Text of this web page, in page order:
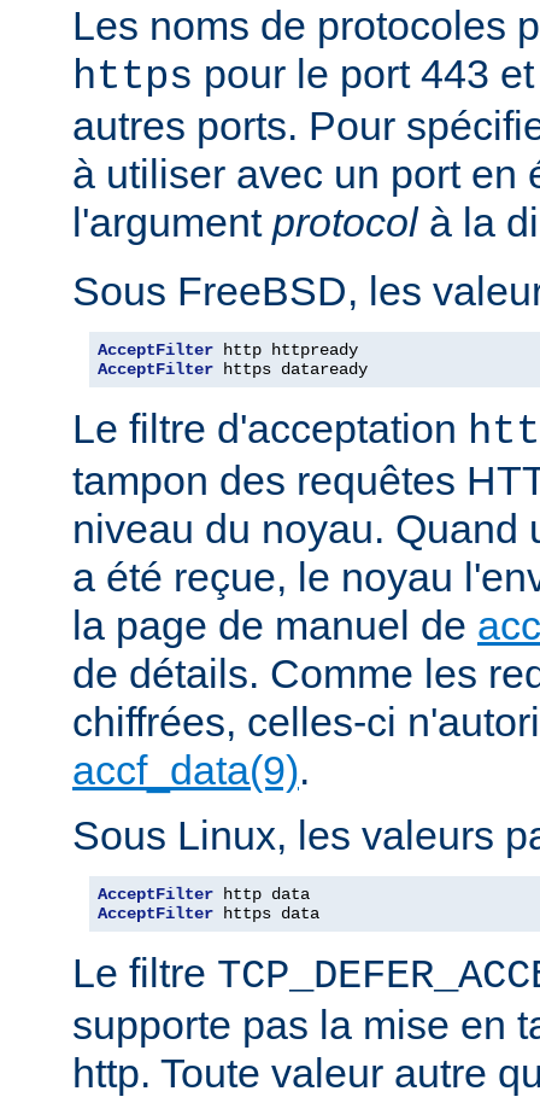
Les noms de protocoles
https pour le port 443
autres ports. Pour
à utiliser avec un port en
l'argument protocolà la
Sous FreeBSD, les
AcceptFilter
AcceptFilter https dataready
Le filtre d'acceptation
tampon des requêtes
niveau du noyau. Quand
a été reçue, le noyau
la page de manuel de
de détails. Comme les
chiffrées, celles-ci
accf_data(9).
Sous Linux, les valeurs
AcceptFilter
AcceptFilter https data
Le filtre
supporte pas la mise en
http. Toute valeur autre